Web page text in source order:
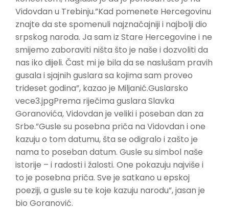
Vidovdan u Trebinju.”Kad pomenete Hercegovinu
znajte da ste spomenuli najznačajniji i najbolji dio
srpskog naroda. Ja sam iz Stare Hercegovine i ne
smijemo zaboraviti ništa što je naše i dozvoliti da
nas iko dijeli. Čast mi je bila da se naslušam pravih
gusala i sjajnih guslara sa kojima sam proveo
trideset godina”, kazao je Miljanić.Guslarsko
vece3.jpgPrema riječima guslara Slavka
Goranovića, Vidovdan je veliki i poseban dan za
Srbe.”Gusle su posebna priča na Vidovdan i one
kazuju o tom datumu, šta se odigralo i zašto je
nama to poseban datum. Gusle su simbol naše
istorije – i radosti i žalosti. One pokazuju najviše i
to je posebna priča. Sve je satkano u epskoj
poeziji, a gusle su te koje kazuju narodu”, jasan je
bio Goranović.